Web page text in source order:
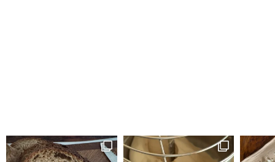
לחם טעים הופתעתי שיצא ככה טעים ולכן ה